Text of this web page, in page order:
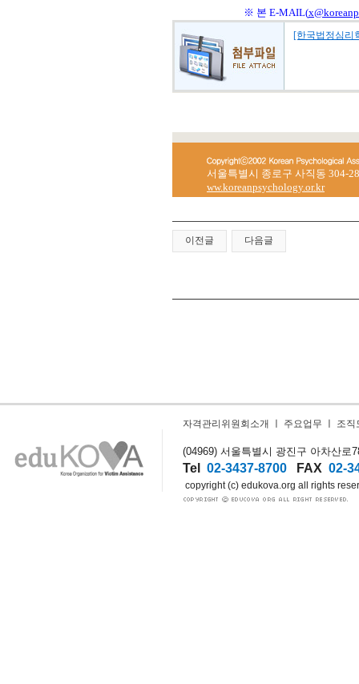
※ 본 E-MAIL(
[한국법정심리
서울특별시 종로구 사직동 304-
ww.koreanpsychology.or.kr
이전글 다음글
자격관리위원회소개 주요업무 조직
(04969) 서울특별시 광진구 아차산로
Tel 02-3437-8700 FAX 02-
copyright (c) edukova.org all rights